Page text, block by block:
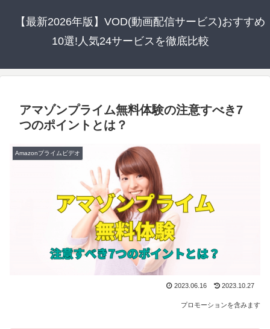
【最新2026年版】VOD(動画配信サービス)おすすめ
10選!人気24サービスを徹底比較
アマゾンプライム無料体験の注意すべき7
つのポイントとは？
Amazonプライムビデオ
2023.06.16 2023.10.27
プロモーションを含みます